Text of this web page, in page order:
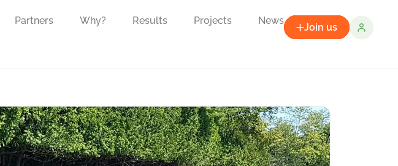
Partners Why? Results Projects News
Join us